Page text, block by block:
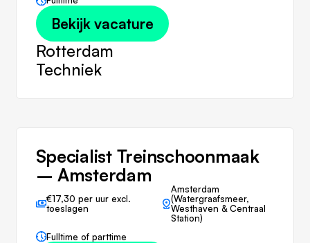
Bekijk vacature
Rotterdam
Techniek
Specialist Treinschoonmaak
– Amsterdam
€17,30 per uur excl.
toeslagen
Amsterdam
(Watergraafsmeer,
Westhaven & Centraal
Station)
Fulltime of parttime